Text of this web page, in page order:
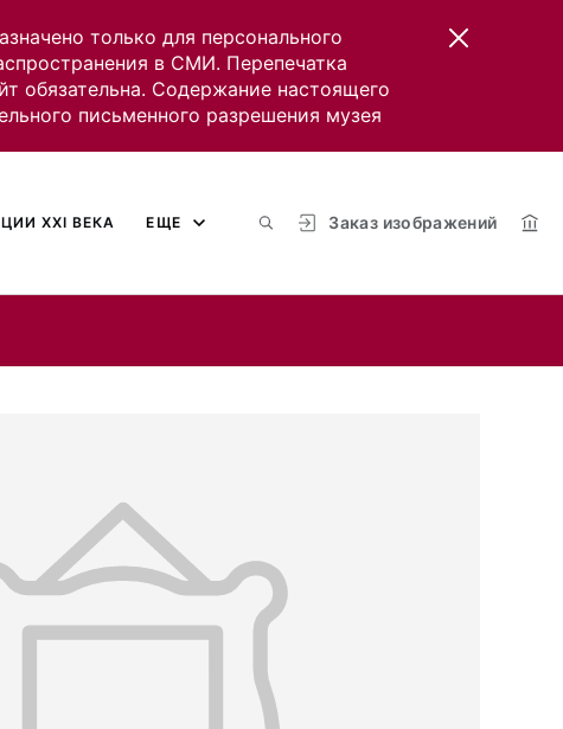
только для персонального
в СМИ. Перепечатка
обязательна. Содержание настоящего
письменного разрешения музея
Заказ изображений
XXI ВЕКА ЕЩЕ